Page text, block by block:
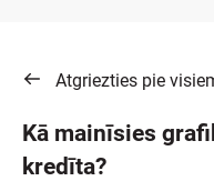
Atgriezties pie
Kā mainīsies
kredīta?